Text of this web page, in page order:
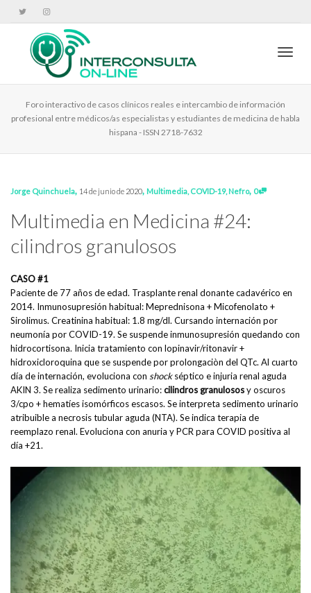
Foro interactivo de casos clínicos reales e intercambio de información
profesional entre médicos/as especialistas y estudiantes de medicina de habla
hispana - ISSN 2718-7632
Jorge Quinchuela, 14 de junio de 2020, Multimedia, COVID-19, Nefro, 0
Multimedia en Medicina #24:
cilindros granulosos
CASO #1
Paciente de 77 años de edad. Trasplante renal donante cadavérico en
2014. Inmunosupresión habitual: Meprednisona + Micofenolato +
Sirolimus. Creatinina habitual: 1.8 mg/dl. Cursando internación por
neumonía por COVID-19. Se suspende inmunosupresión quedando con
hidrocortisona. Inicia tratamiento con lopinavir/ritonavir +
hidroxicloroquina que se suspende por prolongaciòn del QTc. Al cuarto
día de internación, evoluciona con shockséptico e injuria renal aguda
AKIN 3. Se realiza sedimento urinario:cilindros granulososy oscuros
3/cpo + hematíes isomórficos escasos. Se interpreta sedimento urinario
atribuible a necrosis tubular aguda (NTA). Se indica terapia de
reemplazo renal. Evoluciona con anuria y PCR para COVID positiva al
día +21.